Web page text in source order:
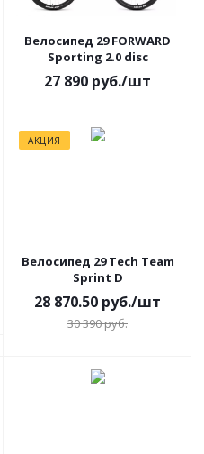
Велосипед 29 FORWARD
Sporting 2.0 disc
27 890 руб./шт
АКЦИЯ
Велосипед 29 Tech Team
Sprint D
28 870.50 руб./шт
30 390руб.